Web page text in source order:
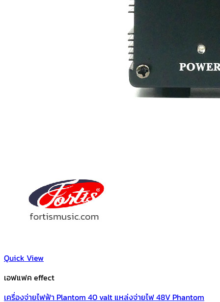
Quick View
เอฟแฟค effect
เครื่องจ่ายไฟฟ้า Plantom 40 valt แหล่งจ่ายไฟ 48V Phantom